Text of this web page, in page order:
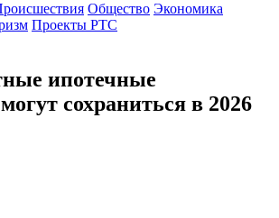
Общество Экономика
Проекты РТС
ипотечные
сохраниться в 2026